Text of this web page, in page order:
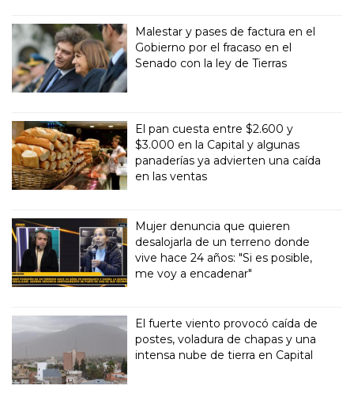
Malestar y pases de factura en el
Gobierno por el fracaso en el
Senado con la ley de Tierras
El pan cuesta entre $2.600 y
$3.000 en la Capital y algunas
panaderías ya advierten una caída
en las ventas
Mujer denuncia que quieren
desalojarla de un terreno donde
vive hace 24 años: "Si es posible,
me voy a encadenar"
El fuerte viento provocó caída de
postes, voladura de chapas y una
intensa nube de tierra en Capital